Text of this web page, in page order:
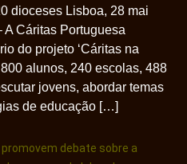
dioceses Lisboa, 28 mai
A Cáritas Portuguesa
do projeto ‘Cáritas na
alunos, 240 escolas, 488
jovens, abordar temas
de educação […]
debate sobre a